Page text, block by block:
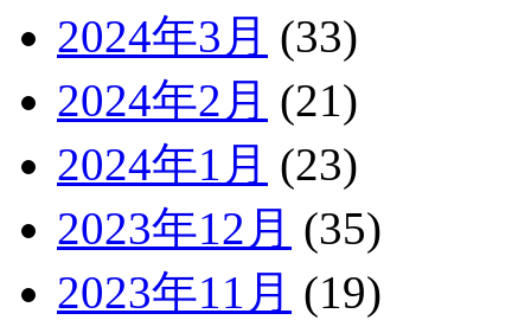
2024年3月 (33)
2024年2月 (21)
2024年1月 (23)
2023年12月 (35)
2023年11月 (19)